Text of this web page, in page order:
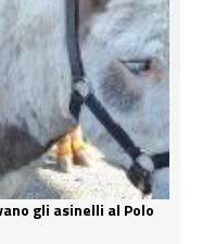
gli asinelli al Polo